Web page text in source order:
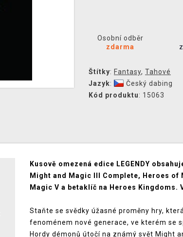
Osobní odběr
zdarma
Štítky: Fantasy, Tahové
Jazyk:
Český dabing
Kód produktu: 15063
Kusově omezená edice LEGENDY
Might and Magic III Complete, Heroes
Magic V a betaklíč na Heroes Kingdoms.
Staňte se svědky úžasné proměny hry,
fenoménem nové generace, ve kterém se
Hordy démonů útočí na známý svět Might